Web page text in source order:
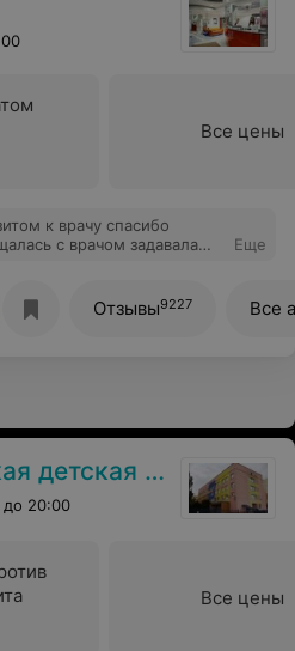
Все цены
к врачу спасибо
с врачом задавала
Еще
Отзывы9227 Все
поликлиника
до 20:00
Все цены